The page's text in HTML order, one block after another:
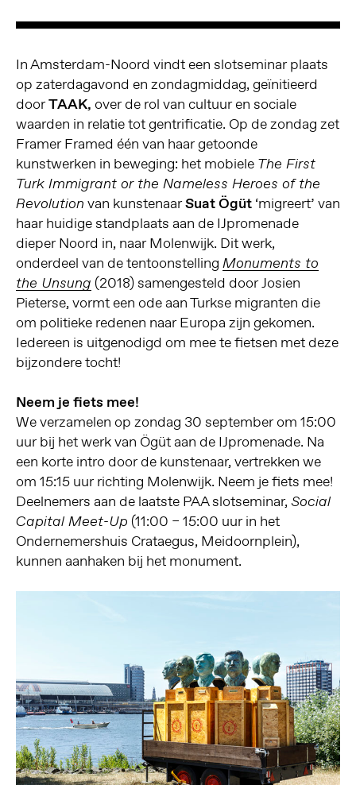
In Amsterdam-Noord vindt een slotseminar plaats
op zaterdagavond en zondagmiddag, geïnitieerd
doorTAAK, over de rol van cultuur en sociale
waarden in relatie tot gentrificatie. Op de zondag zet
Framer Framed één van haar getoonde
kunstwerken in beweging: het mobiele The First
Turk Immigrant or the Nameless Heroes of the
Revolution van kunstenaarSuat Ögüt‘migreert’ van
haar huidige standplaats aan de IJpromenade
dieper Noord in, naar Molenwijk. Dit werk,
onderdeel van de tentoonstelling Monuments to
the Unsung (2018) samengesteld door Josien
Pieterse, vormt een ode aan Turkse migranten die
om politieke redenen naar Europa zijn gekomen.
Iedereen is uitgenodigd om mee te fietsen met deze
bijzondere tocht!
Neem je fiets mee!
We verzamelen op zondag 30 september om 15:00
uur bij het werk van Ögüt aan de IJpromenade. Na
een korte intro door de kunstenaar, vertrekken we
om 15:15 uur richting Molenwijk. Neem je fiets mee!
Deelnemers aan de laatste PAA slotseminar, Social
Capital Meet-Up (11:00 – 15:00 uur in het
Ondernemershuis Crataegus, Meidoornplein),
kunnen aanhaken bij het monument.